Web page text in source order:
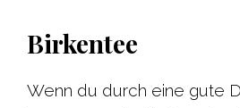
Birkentee
Wenn du durch eine gute